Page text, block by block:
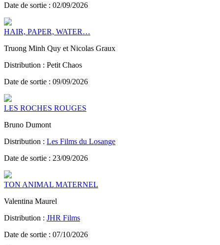
Date de sortie : 02/09/2026
HAIR, PAPER, WATER…
Truong Minh Quy et Nicolas Graux
Distribution : Petit Chaos
Date de sortie : 09/09/2026
LES ROCHES ROUGES
Bruno Dumont
Distribution : Les Films du Losange
Date de sortie : 23/09/2026
TON ANIMAL MATERNEL
Valentina Maurel
Distribution : JHR Films
Date de sortie : 07/10/2026